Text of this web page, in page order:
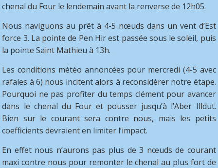
chenal du Four le lendemain avant la renverse de 12h05.
Nous naviguons au prêt à 4-5 nœuds dans un vent d’Est
force 3. La pointe de Pen Hir est passée sous le soleil, puis
la pointe Saint Mathieu à 13h.
Les conditions météo annoncées pour mercredi (4-5 avec
rafales à 6) nous incitent alors à reconsidérer notre étape.
Pourquoi ne pas profiter du temps clément pour avancer
dans le chenal du Four et pousser jusqu’à l’Aber Illdut.
Bien sur le courant sera contre nous, mais les petits
coefficients devraient en limiter l’impact.
En effet nous n’aurons pas plus de 3 nœuds de courant
maxi contre nous pour remonter le chenal au plus fort de